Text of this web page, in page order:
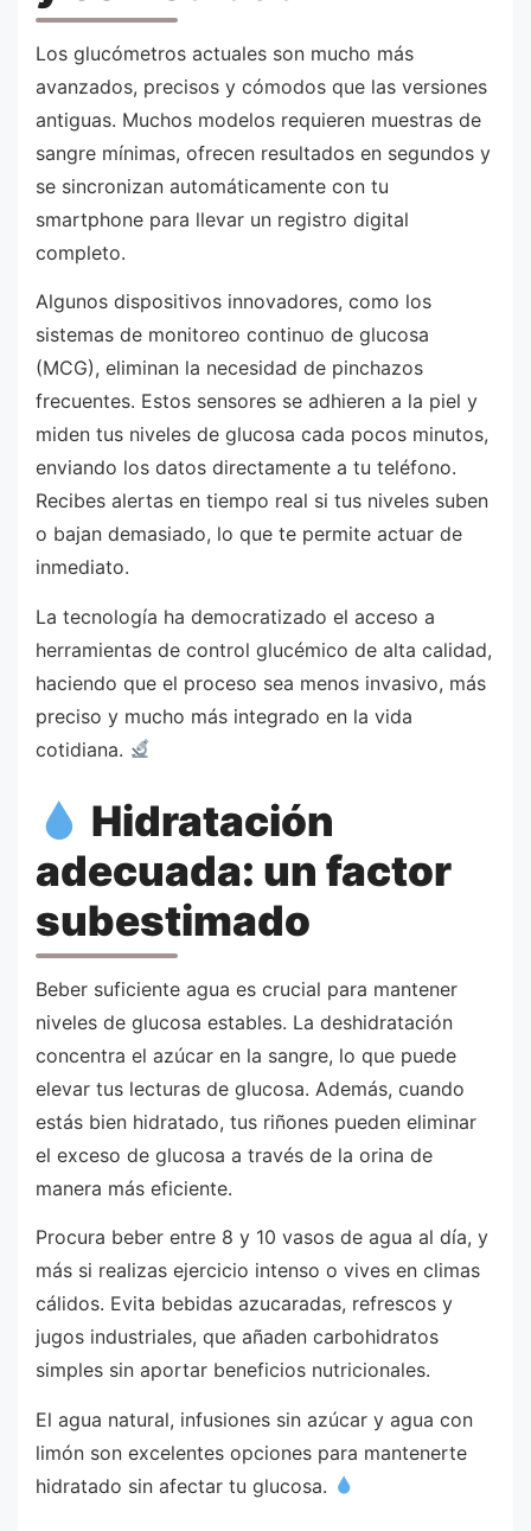
Los glucómetros actuales son mucho más
avanzados, precisos y cómodos que las versiones
antiguas. Muchos modelos requieren muestras de
sangre mínimas, ofrecen resultados en segundos y
se sincronizan automáticamente con tu
smartphone para llevar un registro digital
completo.
Algunos dispositivos innovadores, como los
sistemas de monitoreo continuo de glucosa
(MCG), eliminan la necesidad de pinchazos
frecuentes. Estos sensores se adhieren a la piel y
miden tus niveles de glucosa cada pocos minutos,
enviando los datos directamente a tu teléfono.
Recibes alertas en tiempo real si tus niveles suben
o bajan demasiado, lo que te permite actuar de
inmediato.
La tecnología ha democratizado el acceso a
herramientas de control glucémico de alta calidad,
haciendo que el proceso sea menos invasivo, más
preciso y mucho más integrado en la vida
cotidiana.
Hidratación
adecuada: un factor
subestimado
Beber suficiente agua es crucial para mantener
niveles de glucosa estables. La deshidratación
concentra el azúcar en la sangre, lo que puede
elevar tus lecturas de glucosa. Además, cuando
estás bien hidratado, tus riñones pueden eliminar
el exceso de glucosa a través de la orina de
manera más eficiente.
Procura beber entre 8 y 10 vasos de agua al día, y
más si realizas ejercicio intenso o vives en climas
cálidos. Evita bebidas azucaradas, refrescos y
jugos industriales, que añaden carbohidratos
simples sin aportar beneficios nutricionales.
El agua natural, infusiones sin azúcar y agua con
limón son excelentes opciones para mantenerte
hidratado sin afectar tu glucosa.